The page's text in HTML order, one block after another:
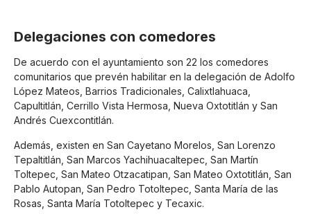
Delegaciones con comedores
De acuerdo con el ayuntamiento son 22 los comedores
comunitarios que prevén habilitar en la delegación de Adolfo
López Mateos, Barrios Tradicionales, Calixtlahuaca,
Capultitlán, Cerrillo Vista Hermosa, Nueva Oxtotitlán y San
Andrés Cuexcontitlán.
Además, existen en San Cayetano Morelos, San Lorenzo
Tepaltitlán, San Marcos Yachihuacaltepec, San Martín
Toltepec, San Mateo Otzacatipan, San Mateo Oxtotitlán, San
Pablo Autopan, San Pedro Totoltepec, Santa María de las
Rosas, Santa María Totoltepec y Tecaxic.